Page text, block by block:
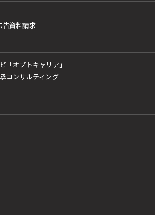
資料請求
「オプトキャリア」
コンサルティング